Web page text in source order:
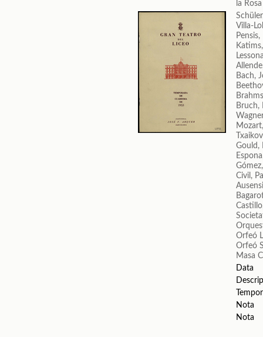
la
Villa-
Bach,
Bruch,
Gould,
Civil,
Orfeó
Orfeó
Masa
Data
Nota
Nota